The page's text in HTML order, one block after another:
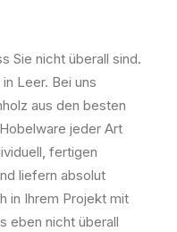
Sie nicht überall sind.
Leer. Bei uns
aus den besten
jeder Art
fertigen
liefern absolut
in Ihrem Projekt mit
eben nicht überall